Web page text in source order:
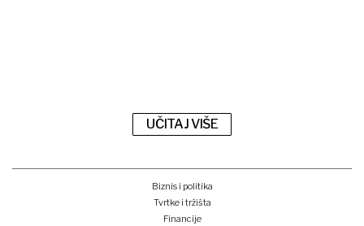
UČITAJ VIŠE
Biznis i politika
Tvrtke i tržišta
Financije